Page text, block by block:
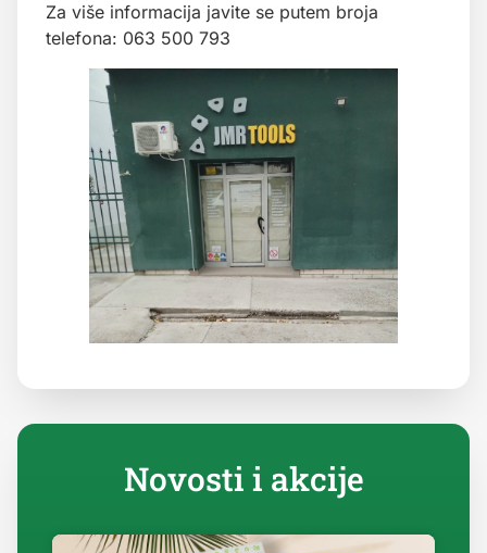
Za više informacija javite se putem broja
telefona: 063 500 793
Novosti i akcije